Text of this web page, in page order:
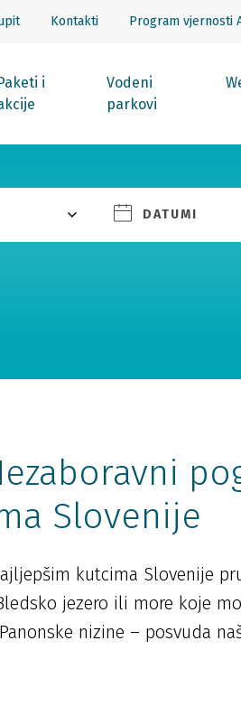
Kontakti Program vjernosti
i
Vodeni
parkovi
DATUMI
Slovenije
kutcima Slovenije
jezero ili more koje
nizine – posvuda